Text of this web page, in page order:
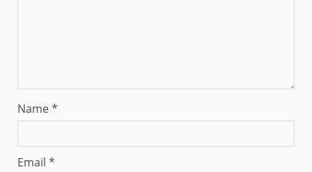
Name*
Email *